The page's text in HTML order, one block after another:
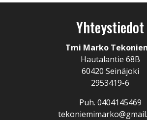
Yhteystiedot
Tmi Marko
Hautalantie 68B
60420 Seinäjoki
2953419-6
Puh. 0404145469